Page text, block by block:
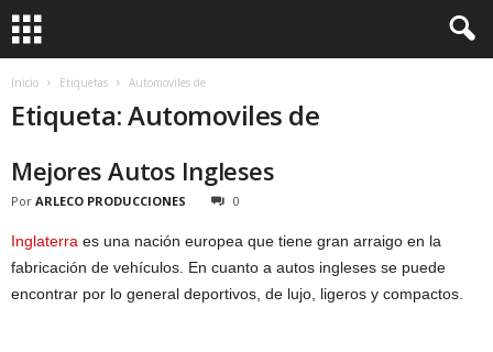
Inicio Etiquetas Automoviles de
Etiqueta: Automoviles de
Mejores Autos Ingleses
Por ARLECO PRODUCCIONES 0
Inglaterra es una nación europea que tiene gran arraigo en la
fabricación de vehículos. En cuanto a autos ingleses se puede
encontrar por lo general deportivos, de lujo, ligeros y compactos.